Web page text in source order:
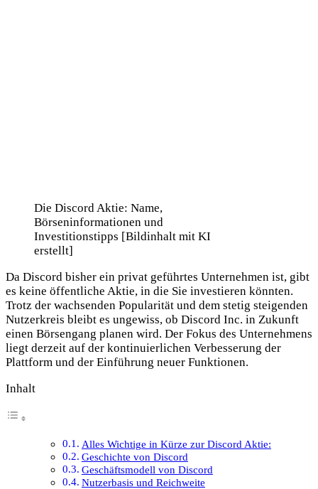
Die Discord Aktie: Name,
Börseninformationen und
Investitionstipps [Bildinhalt mit KI
erstellt]
Da Discord bisher ein privat geführtes Unternehmen ist, gibt
es keine öffentliche Aktie, in die Sie investieren könnten.
Trotz der wachsenden Popularität und dem stetig steigenden
Nutzerkreis bleibt es ungewiss, ob Discord Inc. in Zukunft
einen Börsengang planen wird. Der Fokus des Unternehmens
liegt derzeit auf der kontinuierlichen Verbesserung der
Plattform und der Einführung neuer Funktionen.
Inhalt
Alles Wichtige in Kürze zur Discord Aktie:
Geschichte von Discord
Geschäftsmodell von Discord
Nutzerbasis und Reichweite